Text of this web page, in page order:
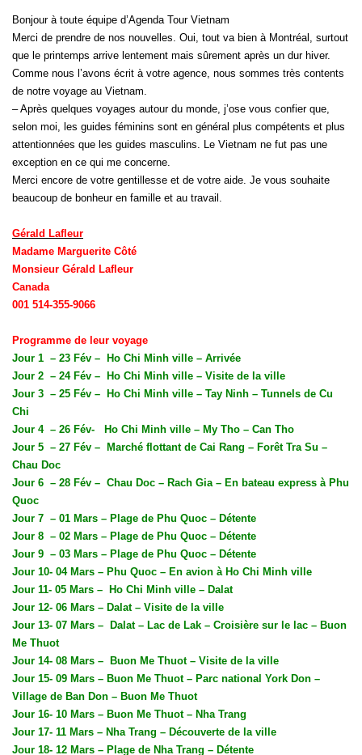
Bonjour à toute équipe d’Agenda Tour Vietnam
Merci de prendre de nos nouvelles. Oui, tout va bien à Montréal, surtout
que le printemps arrive lentement mais sûrement après un dur hiver.
Comme nous l’avons écrit à votre agence, nous sommes très contents
de notre voyage au Vietnam.
– Après quelques voyages autour du monde, j’ose vous confier que,
selon moi, les guides féminins sont en général plus compétents et plus
attentionnées que les guides masculins. Le Vietnam ne fut pas une
exception en ce qui me concerne.
Merci encore de votre gentillesse et de votre aide. Je vous souhaite
beaucoup de bonheur en famille et au travail.
Gérald Lafleur
Madame Marguerite Côté
Monsieur Gérald Lafleur
Canada
001 514-355-9066
Programme de leur voyage
Jour 1 – 23 Fév – Ho Chi Minh ville – Arrivée
Jour 2 – 24 Fév – Ho Chi Minh ville – Visite de la ville
Jour 3 – 25 Fév – Ho Chi Minh ville – Tay Ninh – Tunnels de Cu
Chi
Jour 4 – 26 Fév-
Ho Chi Minh ville – My Tho – Can Tho
Jour 5 – 27 Fév – Marché flottant de Cai Rang – Forêt Tra Su –
Chau Doc
Jour 6 – 28 Fév – Chau Doc – Rach Gia – En bateau express à Phu
Quoc
Jour 7 – 01 Mars – Plage de Phu Quoc – Détente
Jour 8 – 02 Mars – Plage de Phu Quoc – Détente
Jour 9 – 03 Mars – Plage de Phu Quoc – Détente
Jour 10- 04 Mars – Phu Quoc – En avion à Ho Chi Minh ville
Jour 11- 05 Mars – Ho Chi Minh ville – Dalat
Jour 12- 06 Mars – Dalat – Visite de la ville
Jour 13- 07 Mars – Dalat – Lac de Lak – Croisière sur le lac – Buon
Me Thuot
Jour 14- 08 Mars – Buon Me Thuot – Visite de la ville
Jour 15- 09 Mars – Buon Me Thuot – Parc national York Don –
Village de Ban Don – Buon Me Thuot
Jour 16- 10 Mars – Buon Me Thuot – Nha Trang
Jour 17- 11 Mars – Nha Trang – Découverte de la ville
Jour 18- 12 Mars – Plage de Nha Trang – Détente